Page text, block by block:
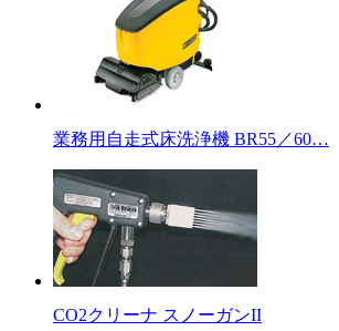
業務用自走式床洗浄機 BR55／60…
CO2クリーナ スノーガンII